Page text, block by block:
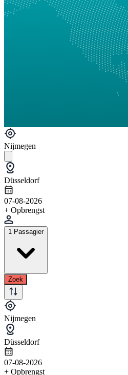
Nijmegen
Düsseldorf
07-08-2026
+ Opbrengst
1 Passagier
Zoek
Nijmegen
Düsseldorf
07-08-2026
+ Opbrengst